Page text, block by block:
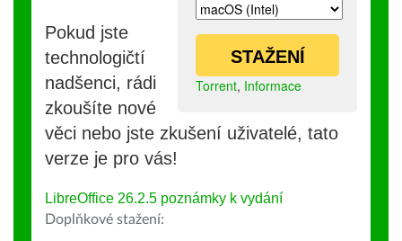
STAŽENÍ
Torrent, Informace
Pokud jste
technologičtí
nadšenci, rádi
zkoušíte nové
věci nebo jste zkušení uživatelé, tato
verze je pro vás!
LibreOffice 26.2.5 poznámky k vydání
Doplňkové stažení: